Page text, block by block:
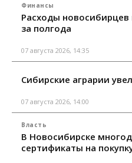
Финансы
Расходы новосибирцев
за полгода
07 августа 2026, 14:35
Сибирские аграрии
07 августа 2026, 14:00
Власть
В Новосибирске
сертификаты на